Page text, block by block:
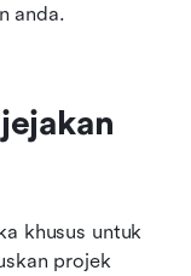
anda.
khusus untuk
projek